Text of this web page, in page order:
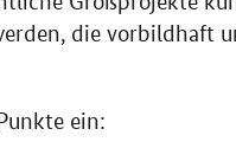
die vorbildhaft
ein: